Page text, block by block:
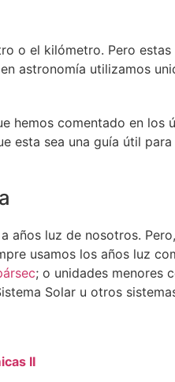
o el kilómetro. Pero estas
astronomía utilizamos
hemos comentado en los
esta sea una guía útil
años luz de nosotros.
usamos los años luz
; o unidades menores
Solar u otros
II